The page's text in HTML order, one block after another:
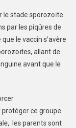
le stade sporozoïte
par les piqûres de
le vaccin s’avère
allant de
avant que le
ce groupe
les parents sont